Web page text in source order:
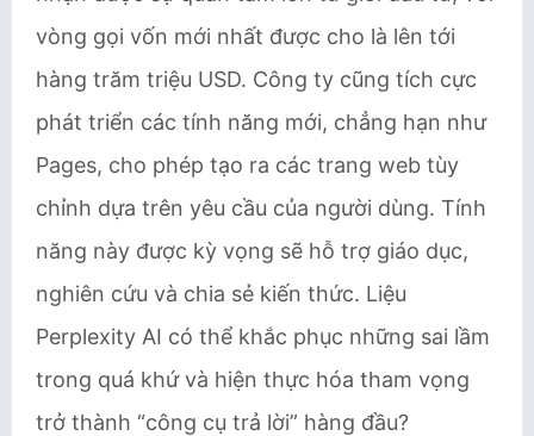
vòng gọi vốn mới nhất được cho là lên tới
hàng trăm triệu USD. Công ty cũng tích cực
phát triển các tính năng mới, chẳng hạn như
Pages, cho phép tạo ra các trang web tùy
chỉnh dựa trên yêu cầu của người dùng. Tính
năng này được kỳ vọng sẽ hỗ trợ giáo dục,
nghiên cứu và chia sẻ kiến thức. Liệu
Perplexity AI có thể khắc phục những sai lầm
trong quá khứ và hiện thực hóa tham vọng
trở thành “công cụ trả lời” hàng đầu?